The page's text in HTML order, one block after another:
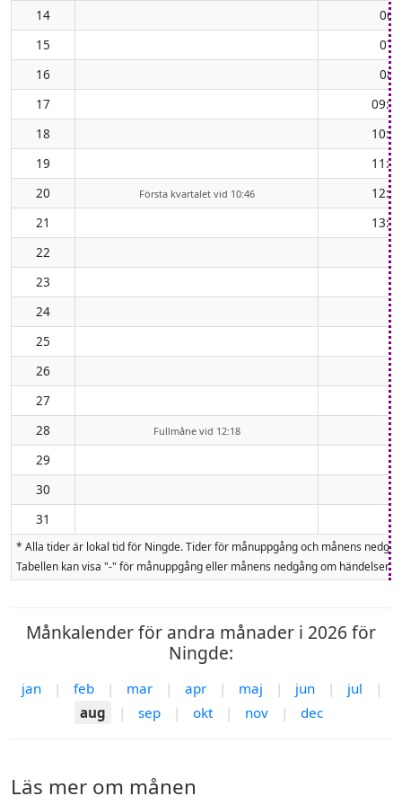
14
15
16
17
18
19
20 Första kvartalet vid 10:46
21
22
23
24
25
26
27
28
Fullmåne vid 12:18
29
30
31
* Alla tider är lokal tid för Ningde. Tider för månuppgång och månens
Tabellen kan visa "-" för månuppgång eller månens nedgång om
Månkalender för andra månader i 2026 för
Ningde:
jan | feb | mar | apr | maj | jun | jul
|
aug
| sep | okt | nov | dec
Läs mer om månen